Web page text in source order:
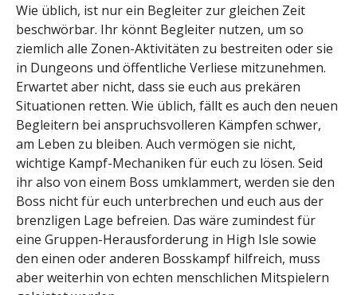
Wie üblich, ist nur ein Begleiter zur gleichen Zeit
beschwörbar. Ihr könnt Begleiter nutzen, um so
ziemlich alle Zonen-Aktivitäten zu bestreiten oder sie
in Dungeons und öffentliche Verliese mitzunehmen.
Erwartet aber nicht, dass sie euch aus prekären
Situationen retten. Wie üblich, fällt es auch den neuen
Begleitern bei anspruchsvolleren Kämpfen schwer,
am Leben zu bleiben. Auch vermögen sie nicht,
wichtige Kampf-Mechaniken für euch zu lösen. Seid
ihr also von einem Boss umklammert, werden sie den
Boss nicht für euch unterbrechen und euch aus der
brenzligen Lage befreien. Das wäre zumindest für
eine Gruppen-Herausforderung in High Isle sowie
den einen oder anderen Bosskampf hilfreich, muss
aber weiterhin von echten menschlichen Mitspielern